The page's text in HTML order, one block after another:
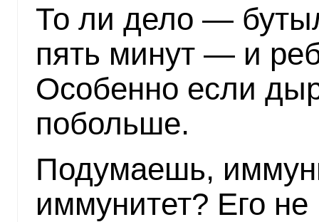
То ли дело —
пять минут — и
Особенно если
побольше.
Подумаешь,
иммунитет? Его